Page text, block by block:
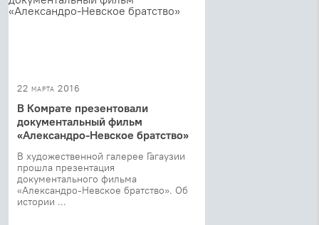
22 марта 2016
В Комрате презентовали
документальный фильм
«Александро-Невское братство»
В художественной галерее Гагаузии
прошла презентация
документального фильма
«Александро-Невское братство». Об
истории ...